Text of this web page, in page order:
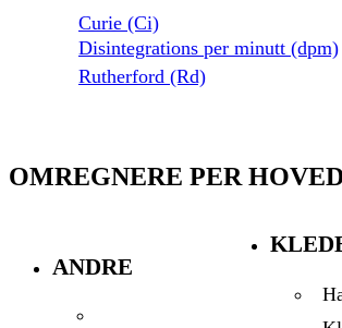
Curie (Ci)
Disintegrations per minutt (dpm)
Rutherford (Rd)
OMREGNERE PER
ANDRE